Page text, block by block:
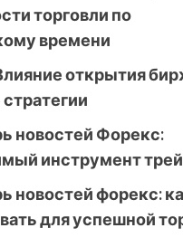
торговли по
времени
открытия
новостей Форекс:
инструмент
новостей форекс:
для успешной